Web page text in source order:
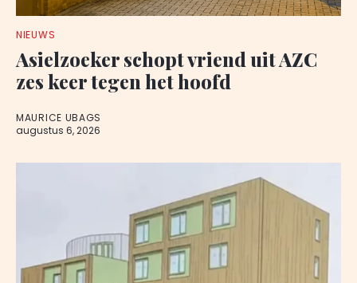
NIEUWS
Asielzoeker schopt vriend uit AZC
zes keer tegen het hoofd
MAURICE UBAGS
augustus 6, 2026